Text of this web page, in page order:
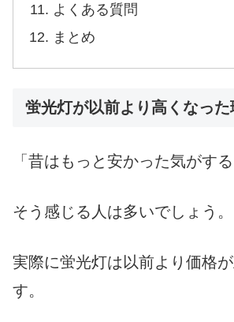
よくある質問
まとめ
蛍光灯が以前より高くなった
「昔はもっと安かった気がする
そう感じる人は多いでしょう。
実際に蛍光灯は以前より価格
す。